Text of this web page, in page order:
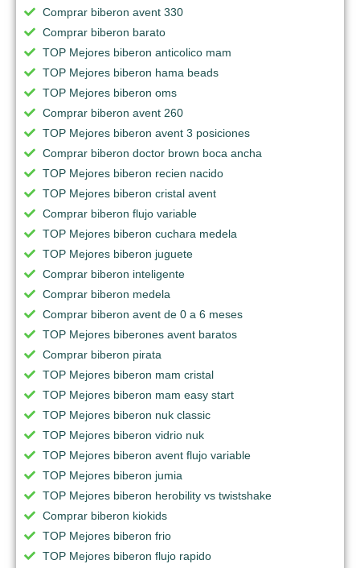
Comprar biberon avent 330
Comprar biberon barato
TOP Mejores biberon anticolico mam
TOP Mejores biberon hama beads
TOP Mejores biberon oms
Comprar biberon avent 260
TOP Mejores biberon avent 3 posiciones
Comprar biberon doctor brown boca ancha
TOP Mejores biberon recien nacido
TOP Mejores biberon cristal avent
Comprar biberon flujo variable
TOP Mejores biberon cuchara medela
TOP Mejores biberon juguete
Comprar biberon inteligente
Comprar biberon medela
Comprar biberon avent de 0 a 6 meses
TOP Mejores biberones avent baratos
Comprar biberon pirata
TOP Mejores biberon mam cristal
TOP Mejores biberon mam easy start
TOP Mejores biberon nuk classic
TOP Mejores biberon vidrio nuk
TOP Mejores biberon avent flujo variable
TOP Mejores biberon jumia
TOP Mejores biberon herobility vs twistshake
Comprar biberon kiokids
TOP Mejores biberon frio
TOP Mejores biberon flujo rapido